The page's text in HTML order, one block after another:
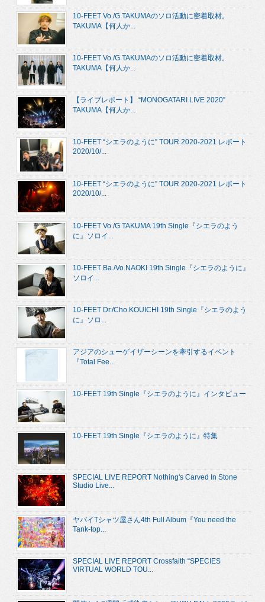
10-FEET Vo./G.TAKUMAのソロ活動に密着取材。
TAKUMA【何人か...
10-FEET Vo./G.TAKUMAのソロ活動に密着取材。
TAKUMA【何人か...
【ライブレポート】 “MONOGATARI LIVE 2020”
TAKUMA【何人か...
10-FEET “シエラのように” TOUR 2020-2021 レポート
2020/10/...
10-FEET “シエラのように” TOUR 2020-2021 レポート
2020/10/...
10-FEET Vo./G.TAKUMA 19th Single『シエラのよう
に』ソロイ...
10-FEET Ba./Vo.NAOKI 19th Single『シエラのように』
ソロイ...
10-FEET Dr./Cho.KOUICHI 19th Single『シエラのよう
に』ソロ...
アジアのシューゲイザーシーンを牽引するイベント
『Total Fee...
10-FEET 19th Single『シエラのように』インタビュー
10-FEET 19th Single『シエラのように』特集
SPECIAL LIVE REPORT Nothing's Carved In Stone
Studio Live...
ヤバイTシャツ屋さん4th Full Album『You need the
Tank-top...
SPECIAL LIVE REPORT Crossfaith “SPECIES
VIRTUAL WORLD TOU...